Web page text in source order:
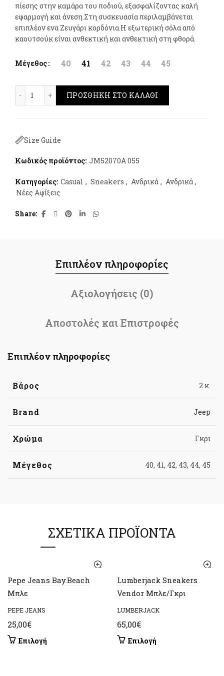
πίεσης στην καμάρα του ποδιού, εξασφαλίζοντας καλή
εφαρμογή και άνεση.Στη συσκευασία περιλαμβάνεται
επιπλέον ενα Ζευγάρι κορδόνια.Η εξωτερική σόλα από
καουτσούκ είναι ανθεκτική και ανθεκτική στη φθορά.
Μέγεθος 40 41 42 43 44 45
JEEP Sneakers Groove Γκρι ποσότητα
ΠΡΟΣΘΉΚΗ ΣΤΟ ΚΑΛΆΘΙ
Size Guide
Κωδικός προϊόντος: JM52070A 055
Κατηγορίες: Casual , Sneakers , Ανδρικά , Ανδρικά ,
Νέες Αφίξεις
Share
Επιπλέον πληροφορίες
Αξιολογήσεις (0)
Αποστολές και Επιστροφές
Επιπλέον πληροφορίες
Βάρος 2 κ.
Brand Jeep
Χρώμα Γκρι
Μέγεθος 40, 41, 42, 43, 44, 45
ΣΧΕΤΙΚΆ ΠΡΟΪΌΝΤΑ
Pepe Jeans Bay.Beach
Μπλε
PEPE JEANS
25,00€
Επιλογή
Lumberjack Sneakers
Vendor Μπλε/Γκρι
LUMBERJACK
65,00€
Επιλογή